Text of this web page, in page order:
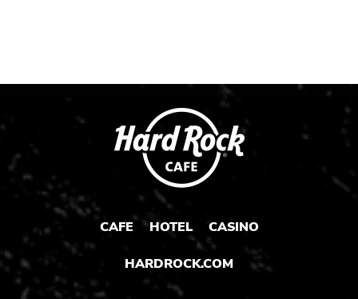
CAFE HOTEL CASINO
HARDROCK.COM